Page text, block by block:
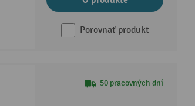
Porovnať produkt
50 pracovných dní